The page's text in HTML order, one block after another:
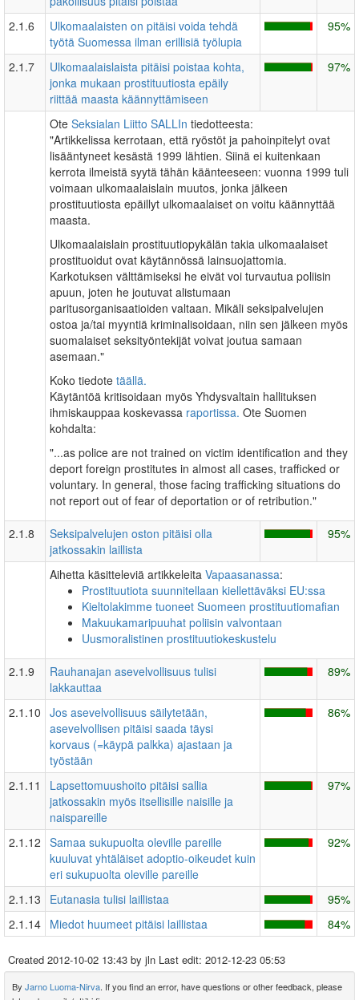
2.1.6
Ulkomaalaisten on pitäisi voida tehdä
työtä Suomessa ilman erillisiä työlupia
95%
2.1.7
Ulkomaalaislaista pitäisi poistaa kohta,
jonka mukaan prostituutiosta epäily
riittää maasta käännyttämiseen
97%
Ote Seksialan Liitto SALLIn tiedotteesta:
"Artikkelissa kerrotaan, että ryöstöt ja pahoinpitelyt ovat
lisääntyneet kesästä 1999 lähtien. Siinä ei kuitenkaan
kerrota ilmeistä syytä tähän käänteeseen: vuonna 1999 tuli
voimaan ulkomaalaislain muutos, jonka jälkeen
prostituutiosta epäillyt ulkomaalaiset on voitu käännyttää
maasta.
Ulkomaalaislain prostituutiopykälän takia ulkomaalaiset
prostituoidut ovat käytännössä lainsuojattomia.
Karkotuksen välttämiseksi he eivät voi turvautua poliisin
apuun, joten he joutuvat alistumaan
paritusorganisaatioiden valtaan. Mikäli seksipalvelujen
ostoa ja/tai myyntiä kriminalisoidaan, niin sen jälkeen myös
suomalaiset seksityöntekijät voivat joutua samaan
asemaan."
Koko tiedote täällä.
Käytäntöä kritisoidaan myös Yhdysvaltain hallituksen
ihmiskauppaa koskevassa raportissa. Ote Suomen
kohdalta:
"...as police are not trained on victim identification and they
deport foreign prostitutes in almost all cases, trafficked or
voluntary. In general, those facing trafficking situations do
not report out of fear of deportation or of retribution."
2.1.8
Seksipalvelujen oston pitäisi olla
jatkossakin laillista
95%
Aihetta käsitteleviä artikkeleita Vapaasanassa:
Prostituutiota suunnitellaan kiellettäväksi EU:ssa
Kieltolakimme tuoneet Suomeen prostituutiomafian
Makuukamaripuuhat poliisin valvontaan
Uusmoralistinen prostituutiokeskustelu
2.1.9
Rauhanajan asevelvollisuus tulisi
lakkauttaa
89%
2.1.10 Jos asevelvollisuus säilytetään,
asevelvollisen pitäisi saada täysi
korvaus (=käypä palkka) ajastaan ja
työstään
86%
2.1.11
Lapsettomuushoito pitäisi sallia
jatkossakin myös itsellisille naisille ja
naispareille
97%
2.1.12 Samaa sukupuolta oleville pareille
kuuluvat yhtäläiset adoptio-oikeudet kuin
eri sukupuolta oleville pareille
92%
2.1.13 Eutanasia tulisi laillistaa
95%
2.1.14 Miedot huumeet pitäisi laillistaa 84%
Created 2012-10-02 13:43 by jln Last edit: 2012-12-23 05:53
By Jarno Luoma-Nirva. If you find an error, have questions or other feedback, please